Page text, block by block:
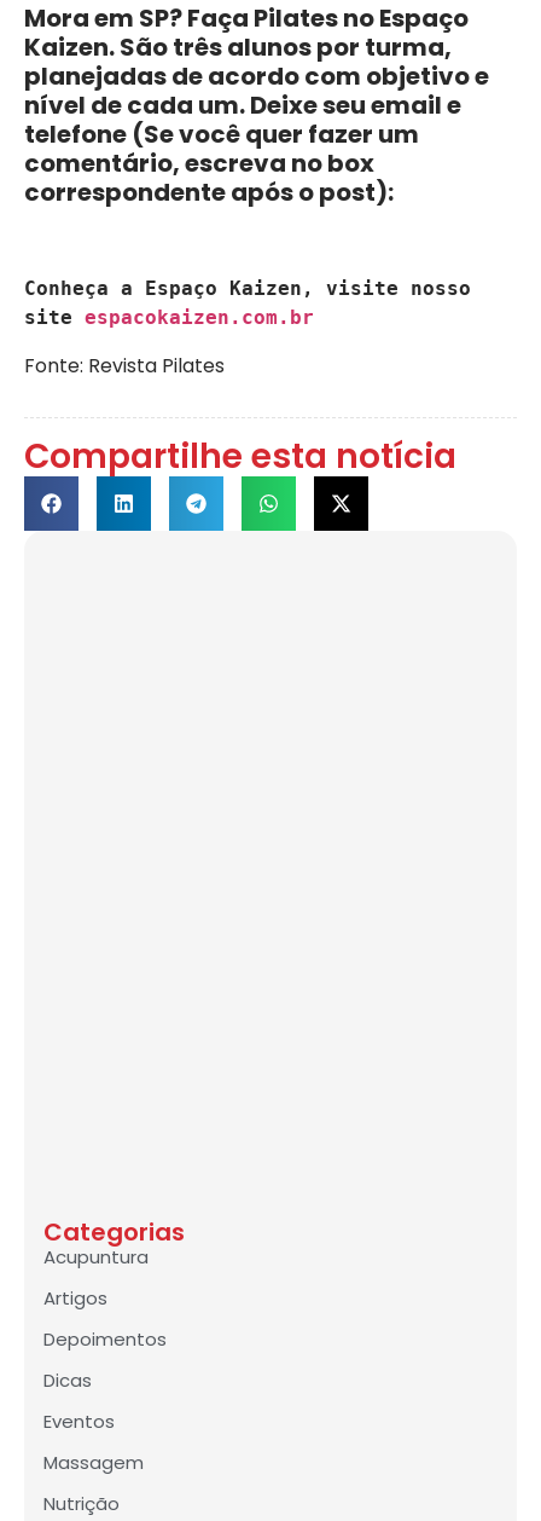
Mora em SP? Faça Pilates no Espaço
Kaizen. São três alunos por turma,
planejadas de acordo com objetivo e
nível de cada um. Deixe seu email e
telefone (Se você quer fazer um
comentário, escreva no box
correspondente após o post):
Conheça a Espaço Kaizen, visite nosso
site espacokaizen.com.br
Fonte: Revista Pilates
Compartilhe esta notícia
Categorias
Acupuntura
Artigos
Depoimentos
Dicas
Eventos
Massagem
Nutrição